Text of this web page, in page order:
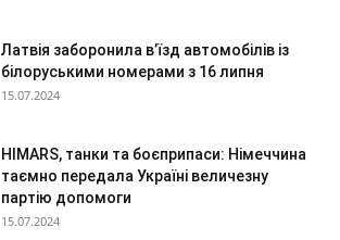
Латвія заборонила в’їзд автомобілів із
білоруськими номерами з 16 липня
15.07.2024
HIMARS, танки та боєприпаси: Німеччина
таємно передала Україні величезну
партію допомоги
15.07.2024